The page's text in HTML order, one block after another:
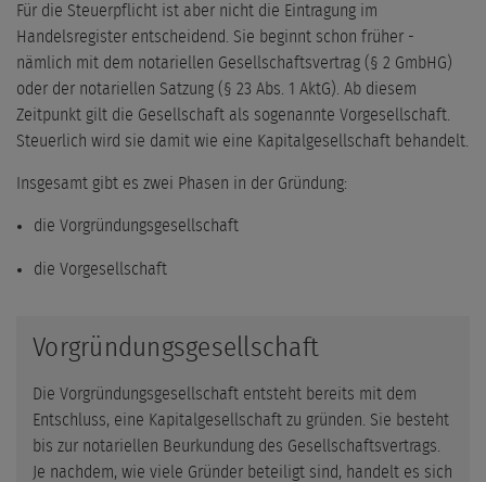
Für die Steuerpflicht ist aber nicht die Eintragung im
Handelsregister entscheidend. Sie beginnt schon früher -
nämlich mit dem notariellen Gesellschaftsvertrag (§ 2 GmbHG)
oder der notariellen Satzung (§ 23 Abs. 1 AktG). Ab diesem
Zeitpunkt gilt die Gesellschaft als sogenannte Vorgesellschaft.
Steuerlich wird sie damit wie eine Kapitalgesellschaft behandelt.
Insgesamt gibt es zwei Phasen in der Gründung:
die Vorgründungsgesellschaft
die Vorgesellschaft
Vorgründungsgesellschaft
Die Vorgründungsgesellschaft entsteht bereits mit dem
Entschluss, eine Kapitalgesellschaft zu gründen. Sie besteht
bis zur notariellen Beurkundung des Gesellschaftsvertrags.
Je nachdem, wie viele Gründer beteiligt sind, handelt es sich